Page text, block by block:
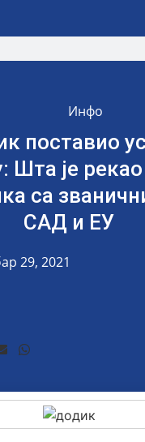
Инфо
поставио
Шта је
са
САД и ЕУ
29, 2021